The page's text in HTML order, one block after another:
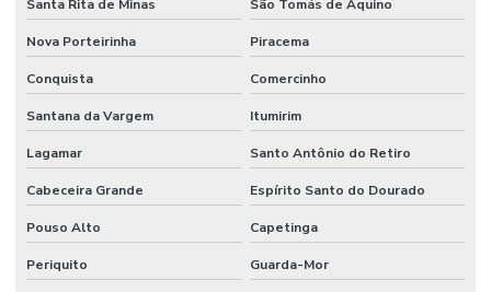
Santa Rita de Minas São Tomás de Aquino
Nova Porteirinha Piracema
Conquista Comercinho
Santana da Vargem Itumirim
Lagamar Santo Antônio do Retiro
Cabeceira Grande Espírito Santo do Dourado
Pouso Alto Capetinga
Periquito Guarda-Mor